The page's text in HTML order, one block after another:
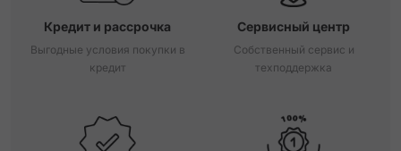
Кредит и рассрочка
Выгодные условия покупки в
кредит
Сервисный центр
Собственный сервис и
техподдержка